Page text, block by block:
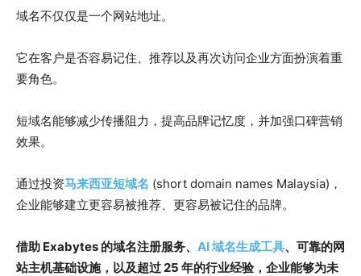
域名不仅仅是一个网站地址。
它在客户是否容易记住、推荐以及再次访问企业方面扮演着重
要角色。
短域名能够减少传播阻力，提高品牌记忆度，并加强口碑营销
效果。
通过投资马来西亚短域名 (short domain names Malaysia)，
企业能够建立更容易被推荐、更容易被记住的品牌。
借助 Exabytes 的域名注册服务、 AI 域名生成工具、可靠的网
站主机基础设施，以及超过 25 年的行业经验，企业能够为未